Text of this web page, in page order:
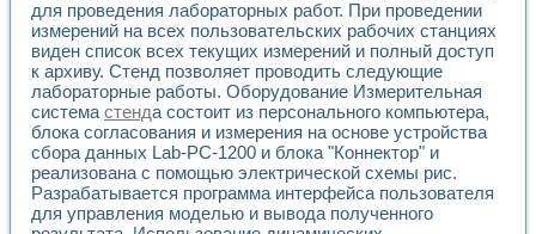
Виртуальные практикумы по электротехнике в среде
Из опыта внедрения в рамках национального проекта
Исследование эффективности решателей
Опыт разработки LabVIEW лабораторных практикумов
Проблемы повышения качества образования и
Развитие LabVIEW лабораторного практикума по
Разработка виртуальной лаборатории по электротехнике
Усовершенствованные алгоритмы частотного анализа
Об опыте работы учебного центра «Технологии
Технологии NI в магистерской программе «Прикладная
Система диагностики двигателей постоянного тока
для проведения лабораторных работ. При проведении
измерений на всех пользовательских рабочих станциях
виден список всех текущих измерений и полный доступ
к архиву. Стенд позволяет проводить следующие
лабораторные работы. Оборудование Измерительная
системастенда состоит из персонального компьютера,
блока согласования и измерения на основе устройства
сбора данных Lab-PC-1200 и блока "Коннектор" и
реализована с помощью электрической схемы рис.
Разрабатывается программа интерфейса пользователя
для управления моделью и вывода полученного